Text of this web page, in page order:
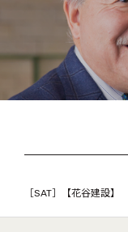
GUEST
ON-AIR LIST
EVENT
DJ
［SAT］ 【花谷建設】